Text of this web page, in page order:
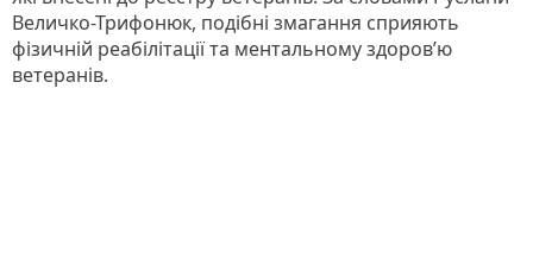
Величко-Трифонюк, подібні змагання сприяють
фізичній реабілітації та ментальному здоров’ю
ветеранів.